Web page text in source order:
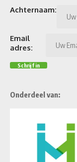
Achternaam:
Email
adres:
Onderdeel van: